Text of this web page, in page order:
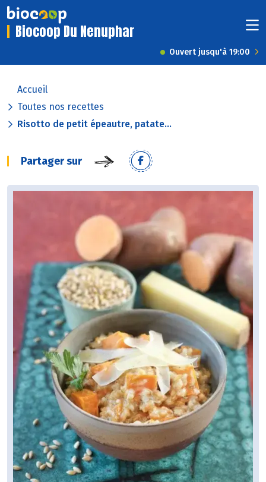
Biocoop Du Nenuphar
Ouvert jusqu'à 19:00
Accueil
Toutes nos recettes
Risotto de petit épeautre, patate...
Partager sur